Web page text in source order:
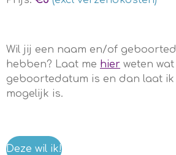
Wil jij een naam en/of
hebben? Laat me hier weten
geboortedatum is en dan laat ik
mogelijk is.
Deze wil ik!